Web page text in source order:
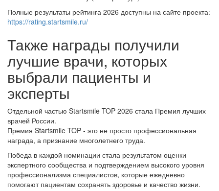
Полные результаты рейтинга 2026 доступны на сайте проекта:
https://rating.startsmile.ru/
Также награды получили
лучшие врачи, которых
выбрали пациенты и
эксперты
Отдельной частью Startsmile TOP 2026 стала Премия лучших
врачей России.
Премия Startsmile TOP - это не просто профессиональная
награда, а признание многолетнего труда.
Победа в каждой номинации стала результатом оценки
экспертного сообщества и подтверждением высокого уровня
профессионализма специалистов, которые ежедневно
помогают пациентам сохранять здоровье и качество жизни.